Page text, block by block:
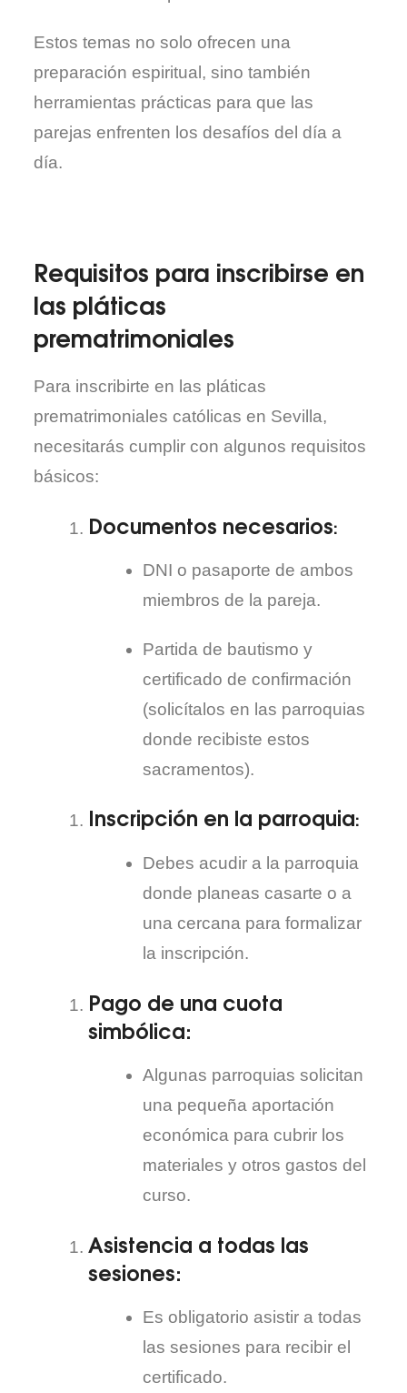
Estos temas no solo ofrecen una
preparación espiritual, sino también
herramientas prácticas para que las
parejas enfrenten los desafíos del día a
día.
Requisitos para inscribirse en
las pláticas
prematrimoniales
Para inscribirte en las pláticas
prematrimoniales católicas en Sevilla,
necesitarás cumplir con algunos requisitos
básicos:
Documentos necesarios:
DNI o pasaporte de ambos
miembros de la pareja.
Partida de bautismo y
certificado de confirmación
(solicítalos en las parroquias
donde recibiste estos
sacramentos).
Inscripción en la parroquia:
Debes acudir a la parroquia
donde planeas casarte o a
una cercana para formalizar
la inscripción.
Pago de una cuota
simbólica:
Algunas parroquias solicitan
una pequeña aportación
económica para cubrir los
materiales y otros gastos del
curso.
Asistencia a todas las
sesiones:
Es obligatorio asistir a todas
las sesiones para recibir el
certificado.